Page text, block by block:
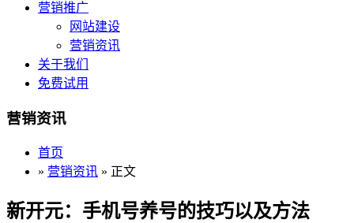
营销推广
网站建设
营销资讯
关于我们
免费试用
营销资讯
首页
» 营销资讯 » 正文
新开元：手机号养号的技巧以及方法